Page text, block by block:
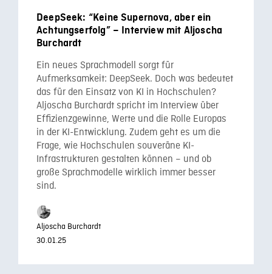
DeepSeek: “Keine Supernova, aber ein
Achtungserfolg” – Interview mit Aljoscha
Burchardt
Ein neues Sprachmodell sorgt für
Aufmerksamkeit: DeepSeek. Doch was bedeutet
das für den Einsatz von KI in Hochschulen?
Aljoscha Burchardt spricht im Interview über
Effizienzgewinne, Werte und die Rolle Europas
in der KI-Entwicklung. Zudem geht es um die
Frage, wie Hochschulen souveräne KI-
Infrastrukturen gestalten können – und ob
große Sprachmodelle wirklich immer besser
sind.
Aljoscha Burchardt
30.01.25